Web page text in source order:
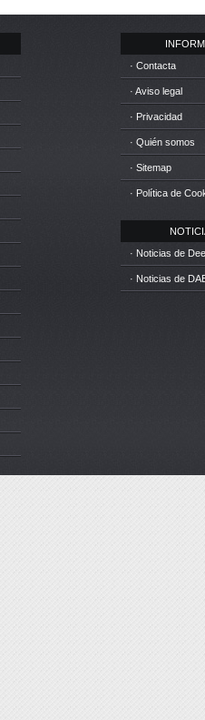
· Contacta
· Aviso legal
· Privacidad
· Quién somos
· Sitemap
· Política de
· Noticias de
· Noticias de